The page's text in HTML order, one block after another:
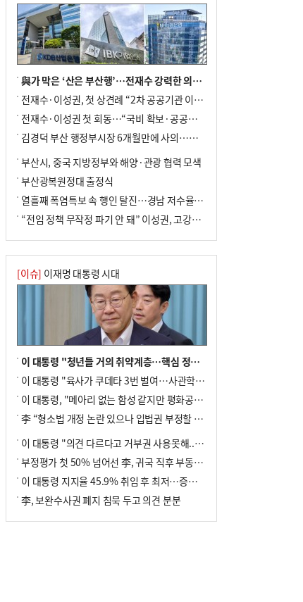
與가 막은 ‘산은 부산행’…전재수 강력한 의지 표명 없인 공염불
전재수·이성권, 첫 상견례 “2차 공공기관 이전 초당 협력”(종합)
전재수·이성권 첫 회동…“국비 확보·공공기관 이전 협력”
김경덕 부산 행정부시장 6개월만에 사의…후임 인선 촉각
부산시, 중국 지방정부와 해양·관광 협력 모색
부산광복원정대 출정식
열흘째 폭염특보 속 행인 탈진…경남 저수율 평년의 절반
“전임 정책 무작정 파기 안 돼” 이성권, 고강도 ‘전재수 견제’ 예고
[이슈] 이재명 대통령 시대
이 대통령 "청년들 거의 취약계층…핵심 정책 재편""
이 대통령 "육사가 쿠데타 3번 벌여…사관학교 통합 신속히 추진"
이 대통령, "메아리 없는 함성 같지만 평화공존책 계속해야"
李 “형소법 개정 논란 있으나 입법권 부정할 만큼은 아냐”(종합)
이 대통령 "의견 다르다고 거부권 사용못해.. 입법권 부정할 상황이라 보기 어려워"
부정평가 첫 50% 넘어선 李, 귀국 직후 부동산·증시 점검(종합)
이 대통령 지지율 45.9% 취임 후 최저…증시 폭락·연임 개헌 논란 영향
李, 보완수사권 폐지 침묵 두고 의견 분분